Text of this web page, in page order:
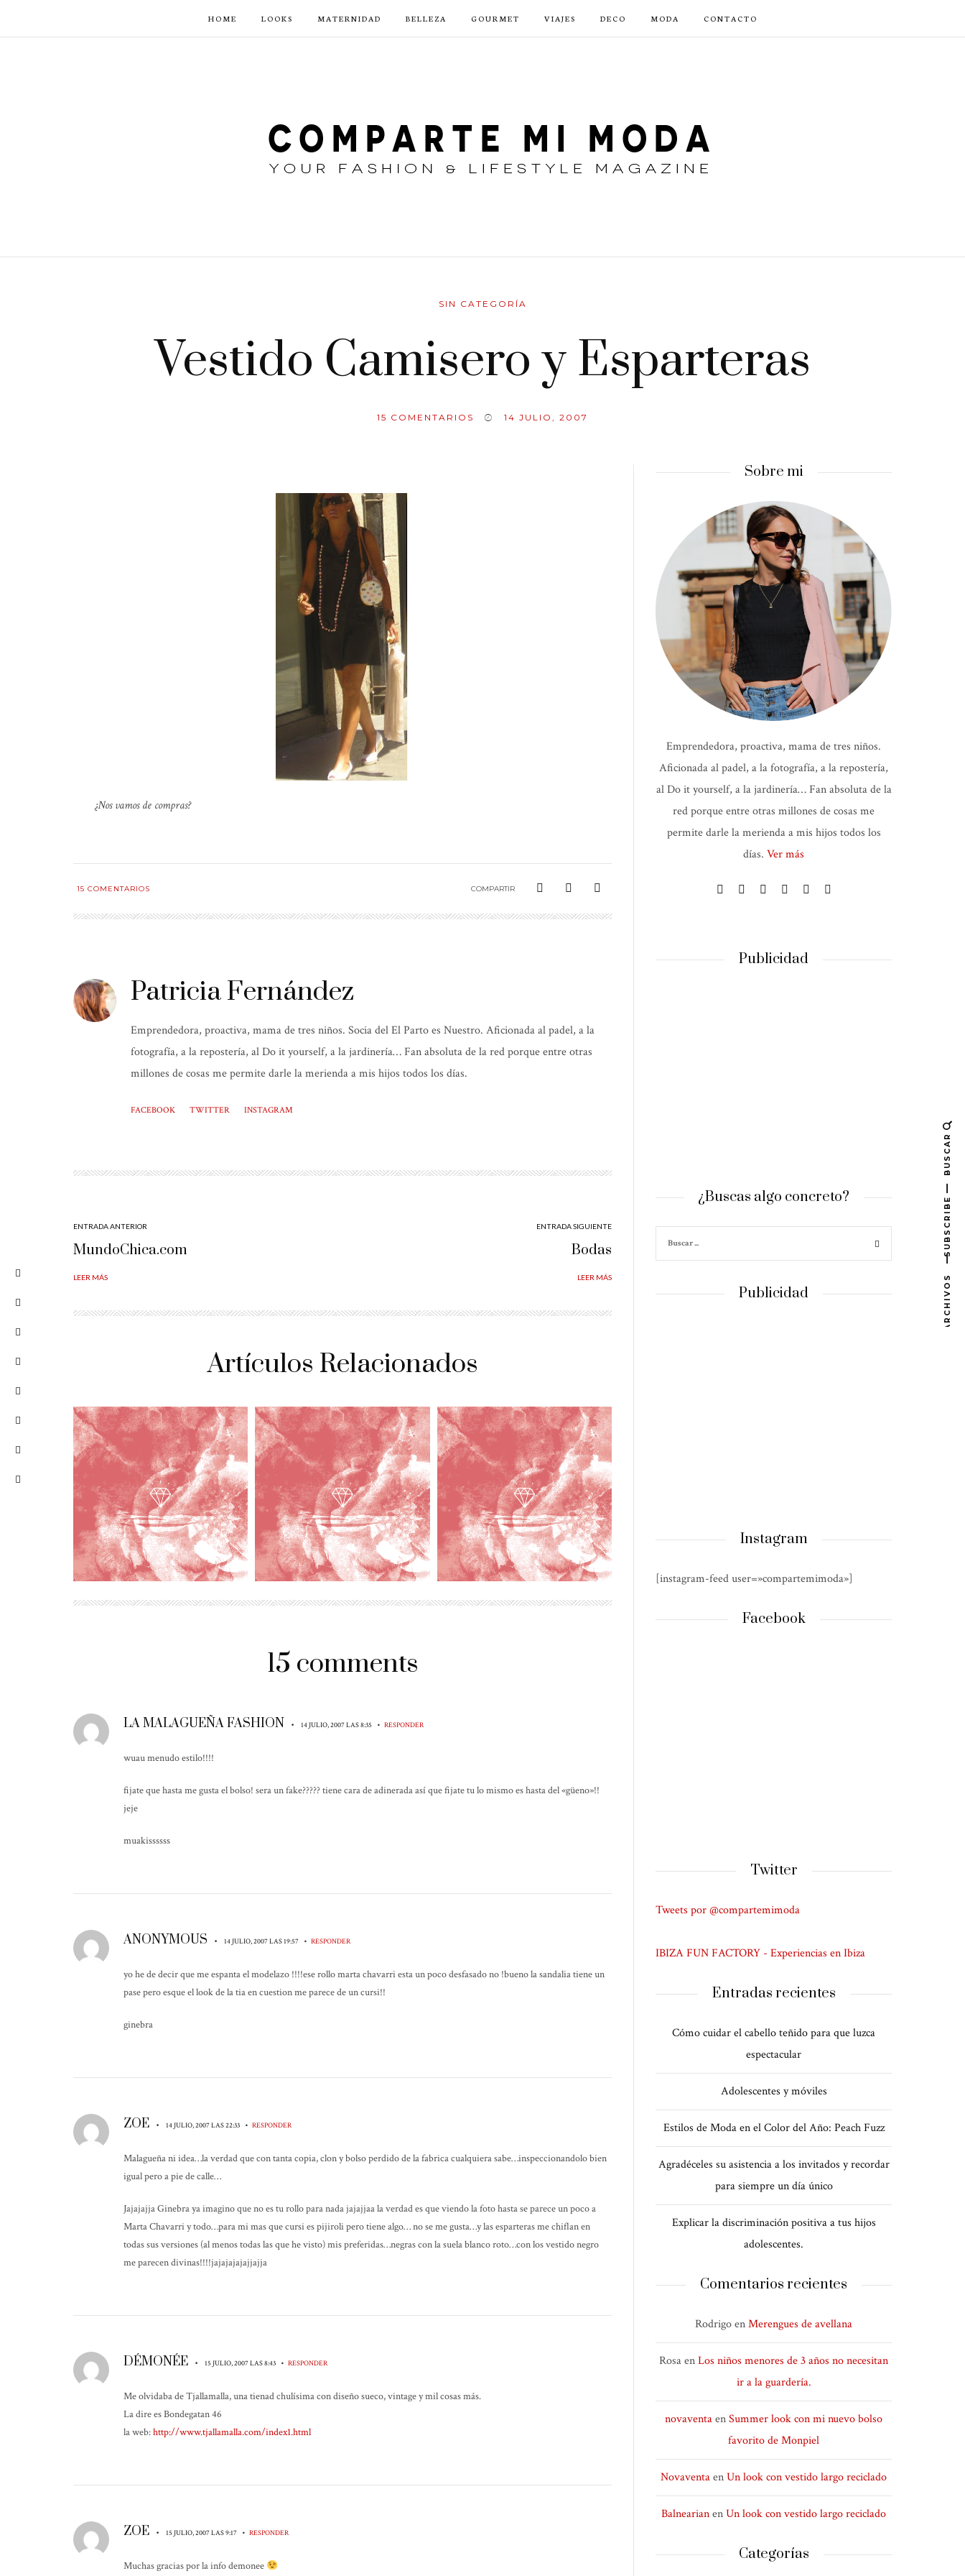
HOME LOOKS MATERNIDAD BELLEZA GOURMET VIAJES DECO MODA CONTACTO
SIN CATEGORÍA
Vestido Camisero y Esparteras
15 COMENTARIOS 14 JULIO, 2007
¿Nos vamos de compras?
15 COMENTARIOS COMPARTIR
Patricia Fernández
Emprendedora, proactiva, mama de tres niños. Socia del El Parto es Nuestro. Aficionada al padel, a la
fotografía, a la repostería, al Do it yourself, a la jardinería… Fan absoluta de la red porque entre otras
millones de cosas me permite darle la merienda a mis hijos todos los días.
FACEBOOK TWITTER INSTAGRAM
ENTRADA ANTERIOR
MundoChica.com
LEER MÁS
ENTRADA SIGUIENTE
Bodas
LEER MÁS
Artículos Relacionados
15 comments
LA MALAGUEÑA FASHION • 14 JULIO, 2007 LAS 8:35 • RESPONDER
wuau menudo estilo!!!!
fijate que hasta me gusta el bolso! sera un fake????? tiene cara de adinerada así que fijate tu lo mismo es hasta del «güeno»!!
jeje
muakissssss
ANONYMOUS • 14 JULIO, 2007 LAS 19:57 • RESPONDER
yo he de decir que me espanta el modelazo !!!!ese rollo marta chavarri esta un poco desfasado no !bueno la sandalia tiene un
pase pero esque el look de la tia en cuestion me parece de un cursi!!
ginebra
ZOE • 14 JULIO, 2007 LAS 22:33 • RESPONDER
Malagueña ni idea…la verdad que con tanta copia, clon y bolso perdido de la fabrica cualquiera sabe…inspeccionandolo bien
igual pero a pie de calle…
Jajajajja Ginebra ya imagino que no es tu rollo para nada jajajjaa la verdad es que viendo la foto hasta se parece un poco a
Marta Chavarri y todo…para mi mas que cursi es pijiroli pero tiene algo… no se me gusta…y las esparteras me chiflan en
todas sus versiones (al menos todas las que he visto) mis preferidas…negras con la suela blanco roto…con los vestido negro
me parecen divinas!!!!jajajajajajjajja
DÉMONÉE • 15 JULIO, 2007 LAS 8:43 • RESPONDER
Me olvidaba de Tjallamalla, una tienad chulísima con diseño sueco, vintage y mil cosas más.
La dire es Bondegatan 46
la web:http://www.tjallamalla.com/index1.html
ZOE • 15 JULIO, 2007 LAS 9:17 • RESPONDER
Muchas gracias por la info demonee
Sobre mi
Emprendedora, proactiva, mama de tres niños.
Aficionada al padel, a la fotografía, a la repostería,
al Do it yourself, a la jardinería… Fan absoluta de la
red porque entre otras millones de cosas me
permite darle la merienda a mis hijos todos los
días. Ver más
Publicidad
¿Buscas algo concreto?
Publicidad
Instagram
[instagram-feed user=»compartemimoda»]
Facebook
Twitter
Tweets por @compartemimoda
IBIZA FUN FACTORY - Experiencias en Ibiza
Entradas recientes
Cómo cuidar el cabello teñido para que luzca
espectacular
Adolescentes y móviles
Estilos de Moda en el Color del Año: Peach Fuzz
Agradéceles su asistencia a los invitados y recordar
para siempre un día único
Explicar la discriminación positiva a tus hijos
adolescentes.
Comentarios recientes
RodrigoenMerengues de avellana
RosaenLos niños menores de 3 años no necesitan
ir a la guardería.
novaventaenSummer look con mi nuevo bolso
favorito de Monpiel
NovaventaenUn look con vestido largo reciclado
BalnearianenUn look con vestido largo reciclado
Categorías
BUSCAR
SUBSCRIBE
ARCHIVOS